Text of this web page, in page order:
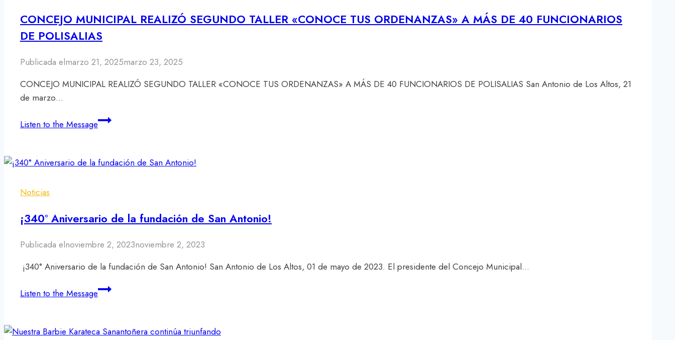
por
el
Aniversario
de
Polisalias
CONCEJO MUNICIPAL REALIZÓ SEGUNDO TALLER «CONOCE TUS ORDENANZAS» A MÁS DE 40 FUNCIONARIOS
DE POLISALIAS
Publicada elmarzo 21, 2025marzo 23, 2025
CONCEJO MUNICIPAL REALIZÓ SEGUNDO TALLER «CONOCE TUS ORDENANZAS» A MÁS DE 40 FUNCIONARIOS DE POLISALIAS San Antonio de Los Altos, 21
de marzo…
Listen to the MessageCONCEJO
SEGUNDO
ORDENANZAS»
A
MÁS
40
DE
Noticias
¡340° Aniversario de la fundación de San Antonio!
Publicada elnoviembre 2, 2023noviembre 2, 2023
¡340° Aniversario de la fundación de San Antonio! San Antonio de Los Altos, 01 de mayo de 2023. El presidente del Concejo Municipal…
Listen to the Message¡340°
la